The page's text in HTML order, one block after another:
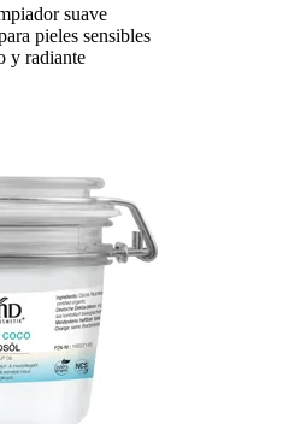
suave
pieles sensibles
y radiante